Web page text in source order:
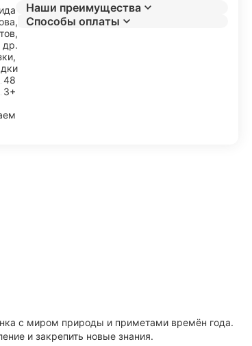
др.
48
3+
Наши преимущества
Способы оплаты
с миром природы и приметами времён года.
и закрепить новые знания.